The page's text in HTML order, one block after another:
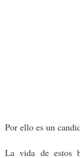
Por ello es un
La vida de estos